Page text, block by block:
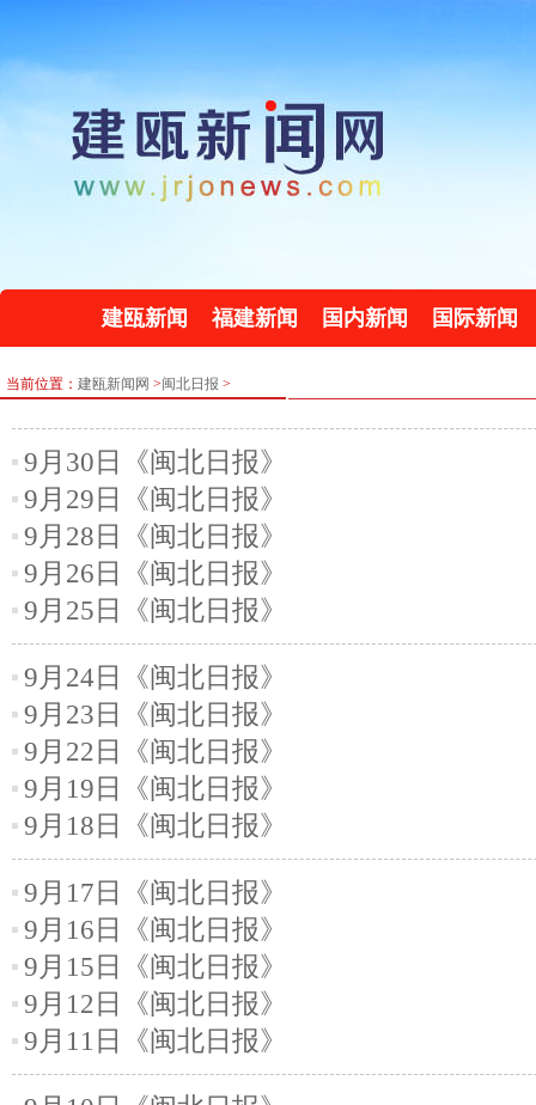
建瓯新闻 福建新闻 国内新闻 国际新闻
当前位置： 建瓯新闻网 >闽北日报 >
9月30日《闽北日报》
9月29日《闽北日报》
9月28日《闽北日报》
9月26日《闽北日报》
9月25日《闽北日报》
9月24日《闽北日报》
9月23日《闽北日报》
9月22日《闽北日报》
9月19日《闽北日报》
9月18日《闽北日报》
9月17日《闽北日报》
9月16日《闽北日报》
9月15日《闽北日报》
9月12日《闽北日报》
9月11日《闽北日报》